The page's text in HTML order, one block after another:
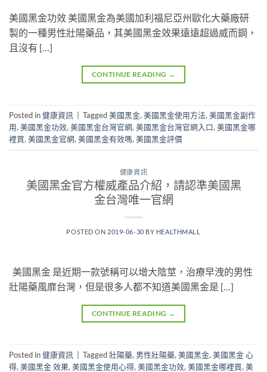
美國黑金功效 美國黑金為美國加利福尼亞州歐化大藥廠研
製的一種男性壯陽藥品，其美國黑金效果遠遠超過威而鋼，
且沒有 […]
CONTINUE READING →
Posted in健康資訊 Tagged美國黑金, 美國黑金使用方法, 美國黑金副作
用, 美國黑金功效, 美國黑金台灣官網, 美國黑金台灣官網入口, 美國黑金哪
裡買, 美國黑金官網, 美國黑金有效嗎, 美國黑金評價
健康資訊
美國黑金官方權威產品介紹，請認準美國黑
金台灣唯一官網
POSTED ON 2019-06-30 BY HEALTHMALL
美國黑金 是近期一款號稱可以增大陰莖，治療早洩的男性
壯陽藥風靡台灣，但是很多人都不知道美國黑金是 […]
CONTINUE READING →
Posted in健康資訊 Tagged壯陽藥, 男性壯陽藥, 美國黑金, 美國黑金 心
得, 美國黑金 效果, 美國黑金使用心得, 美國黑金功效, 美國黑金哪裡買, 美